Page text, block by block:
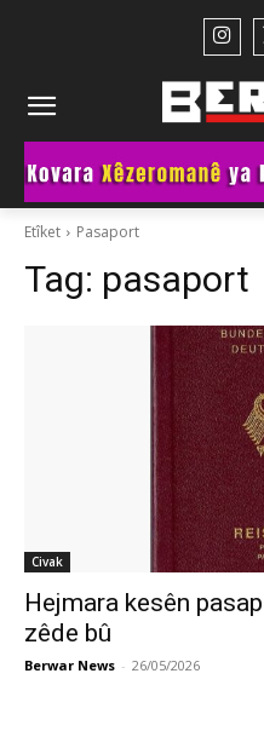
Etîket Pasaport
Tag: pasaport
Civak
Hejmara kesên
zêde bû
Berwar News - 26/05/2026